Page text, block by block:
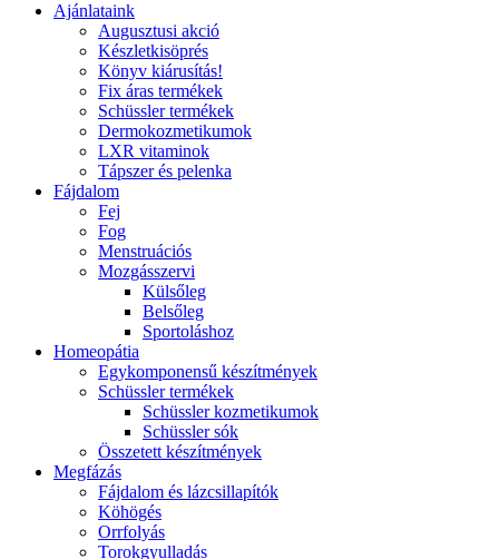
Ajánlataink
Augusztusi akció
Készletkisöprés
Könyv kiárusítás!
Fix áras termékek
Schüssler termékek
Dermokozmetikumok
LXR vitaminok
Tápszer és pelenka
Fájdalom
Fej
Fog
Menstruációs
Mozgásszervi
Külsőleg
Belsőleg
Sportoláshoz
Homeopátia
Egykomponensű készítmények
Schüssler termékek
Schüssler kozmetikumok
Schüssler sók
Összetett készítmények
Megfázás
Fájdalom és lázcsillapítók
Köhögés
Orrfolyás
Torokgyulladás